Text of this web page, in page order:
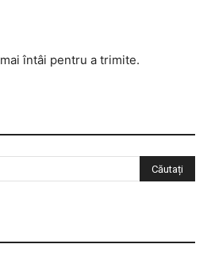
mai întâi pentru a trimite.